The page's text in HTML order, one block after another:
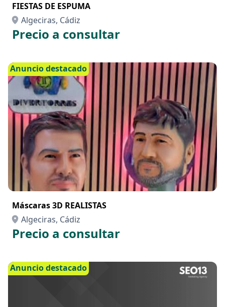
FIESTAS DE ESPUMA
Algeciras, Cádiz
Precio a consultar
Anuncio destacado
Máscaras 3D REALISTAS
Algeciras, Cádiz
Precio a consultar
Anuncio destacado